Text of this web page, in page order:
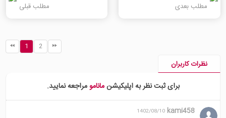
مطلب بعدی
مطلب قبلی
1 2
نظرات کاربران
برای ثبت نظر به اپلیکیشنمانامومراجعه نمایید.
kami458
1402/08/10